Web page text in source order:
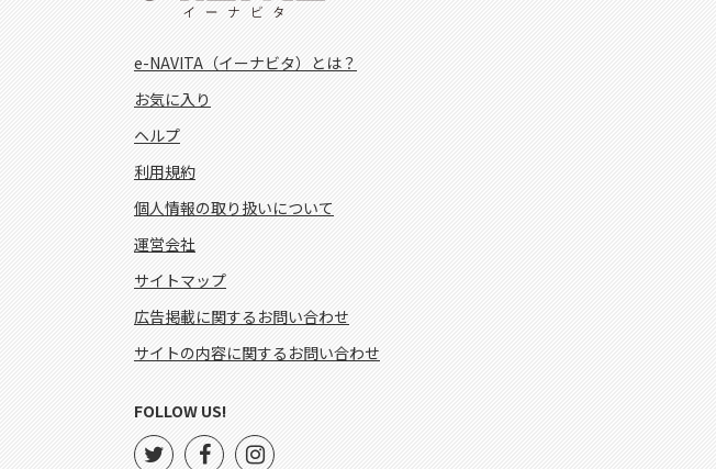
e-NAVITA（イーナビタ）とは？
お気に入り
ヘルプ
利用規約
個人情報の取り扱いについて
運営会社
サイトマップ
広告掲載に関するお問い合わせ
サイトの内容に関するお問い合わせ
FOLLOW US!